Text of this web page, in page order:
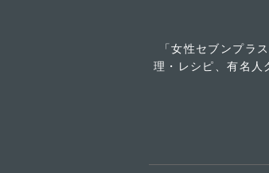
「女性セブンプラ
理・レシピ、有名人